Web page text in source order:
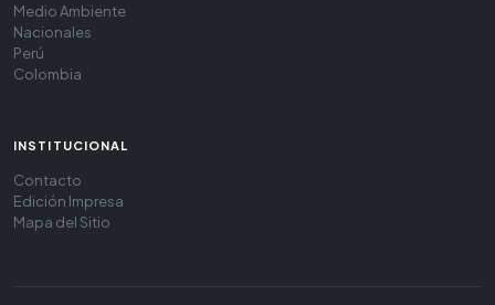
Medio Ambiente
Nacionales
Perú
Colombia
INSTITUCIONAL
Contacto
Edición Impresa
Mapa del Sitio